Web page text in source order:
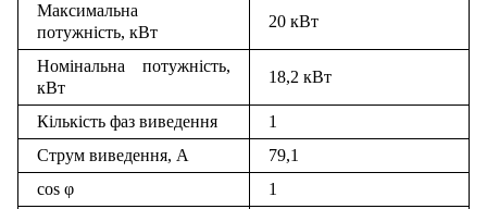
Максимальна
потужність, кВт
20 кВт
Номінальна потужність,
кВт
18,2 кВт
Кількість фаз виведення
1
Струм виведення, А
79,1
cos φ
1